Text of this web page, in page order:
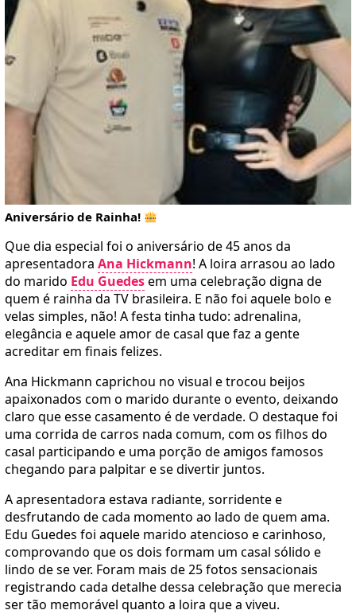
Aniversário de Rainha!
Que dia especial foi o aniversário de 45 anos da
apresentadora Ana Hickmann! A loira arrasou ao lado
do marido Edu Guedesem uma celebração digna de
quem é rainha da TV brasileira. E não foi aquele bolo e
velas simples, não! A festa tinha tudo: adrenalina,
elegância e aquele amor de casal que faz a gente
acreditar em finais felizes.
Ana Hickmann caprichou no visual e trocou beijos
apaixonados com o marido durante o evento, deixando
claro que esse casamento é de verdade. O destaque foi
uma corrida de carros nada comum, com os filhos do
casal participando e uma porção de amigos famosos
chegando para palpitar e se divertir juntos.
A apresentadora estava radiante, sorridente e
desfrutando de cada momento ao lado de quem ama.
Edu Guedes foi aquele marido atencioso e carinhoso,
comprovando que os dois formam um casal sólido e
lindo de se ver. Foram mais de 25 fotos sensacionais
registrando cada detalhe dessa celebração que merecia
ser tão memorável quanto a loira que a viveu.